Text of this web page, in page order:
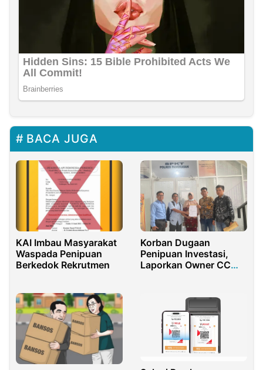
BACA JUGA
KAI Imbau Masyarakat
Waspada Penipuan
Berkedok Rekrutmen
Korban Dugaan
Penipuan Investasi,
Laporkan Owner CC